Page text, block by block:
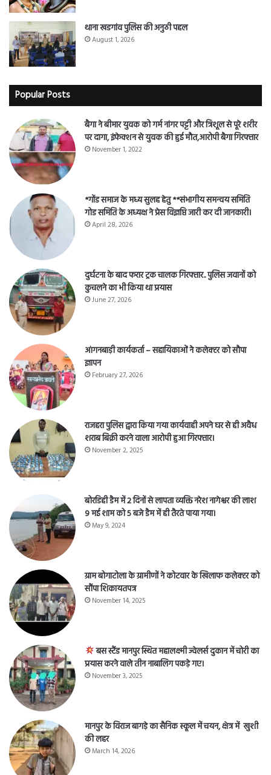
थाना खडगांव पुलिस की अनुठी पहल
August 1, 2026
Popular Posts
बैगा ने बीमार युवक को गर्म नांगर पट्टी और त्रिशूल से पूरे शरीर
पर दागा, इंफेक्शन से युवक की हुई मौत,आरोपी बैगा गिरफ्तार
November 1, 2022
*गोंड समाज के मध्य सुलह हेतु **संभागीय समन्वय समिति
गोड समिति के अध्यक्ष ने प्रेस विज्ञप्ति जारी कर दी जानकारी।
April 28, 2026
दुर्घटना के बाद फरार ट्रक चालक गिरफ्तार.. पुलिस जवानों को
कुचलने का भी किया था प्रयास
June 27, 2026
आंगनबाड़ी कार्यकर्ता – सहायिकाओं नेे कलेक्टर को सौपा
ज्ञापन
February 27, 2026
राजहरा पुलिस द्वारा किया गया कार्यवाही अपने घर से ही अवैध
शराब बिक्री करने वाला आरोपी हुआ गिरफ्तार।
November 2, 2025
बोरडिही डैम में 2 दिनों से लापता व्यक्ति नरेश नागेश्वर की लाश
9 मई शाम को 5 बजे डैम में ही तैरते पाया गया।
May 9, 2024
ग्राम बोगाटोला के ग्रामीणों ने कोटवार के खिलाफ कलेक्टर को
सौंपा शिकायतपत्र
November 14, 2025
बस स्टैंड मानपुर स्थित महालक्ष्मी ज्वेलर्स दुकान में चोरी का
प्रयास करने वाले तीन नाबालिग पकड़े गए।
November 3, 2025
मानपुर के विराज बागड़े का सैनिक स्कूल में चयन, क्षेत्र में खुशी
की लहर
March 14, 2026